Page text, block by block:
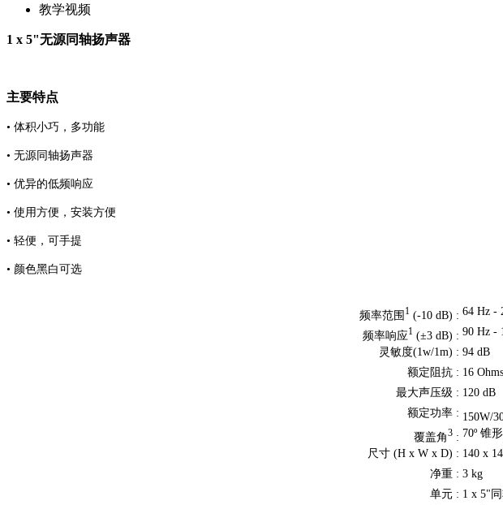
教学视频
1 x 5"无源同轴扬声器
主要特点
• 体积小巧，多功能
• 无源同轴扬声器
• 优异的低频响应
• 使用方便，安装方便
• 轻便，可手提
• 颜色黑白可选
频率范围 1(-10 dB) : 64 Hz -
频率响应1(±3 dB) : 90 Hz -
灵敏度(1w/1m) : 94 dB
额定阻抗 : 16 Ohms
最大声压级 : 120 dB
额定功率 : 150W/
覆盖角3: 70º 锥
尺寸 (H x W x D) : 140 x
净重 : 3 kg
单元 : 1 x 5"